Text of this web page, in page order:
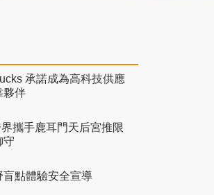
承諾成為高科技供應
夥伴
攜手鹿耳門天后宮推限
守
盲點體驗安全宣導